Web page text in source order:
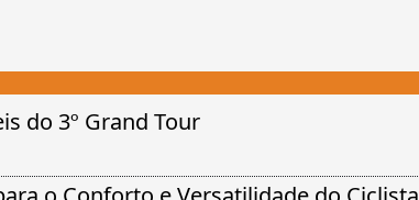
do 3º Grand Tour